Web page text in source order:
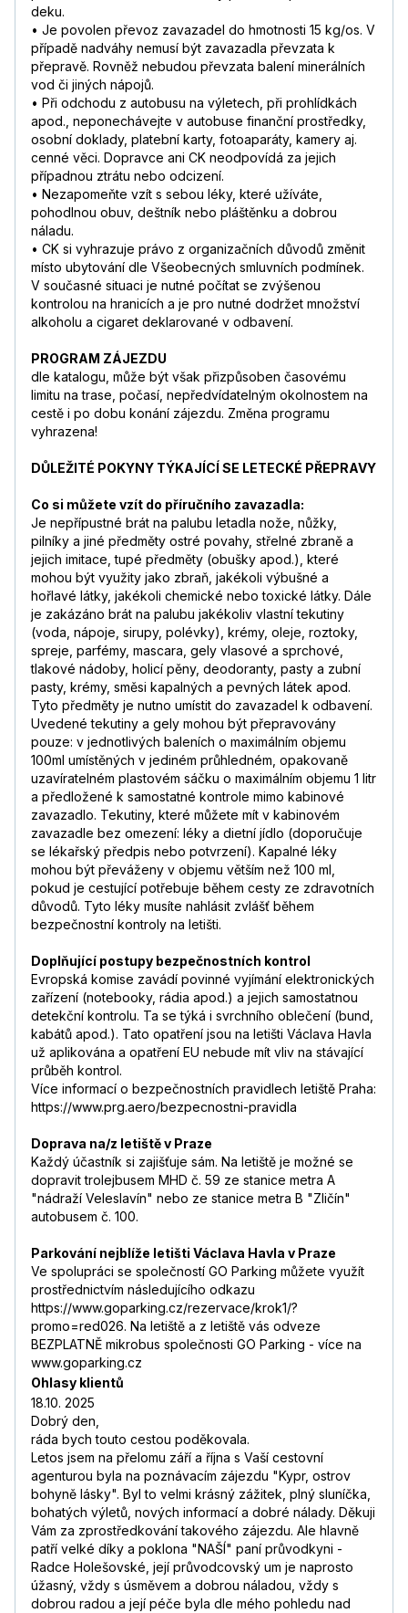
deku.
• Je povolen převoz zavazadel do hmotnosti 15 kg/os. V
případě nadváhy nemusí být zavazadla převzata k
přepravě. Rovněž nebudou převzata balení minerálních
vod či jiných nápojů.
• Při odchodu z autobusu na výletech, při prohlídkách
apod., neponechávejte v autobuse finanční prostředky,
osobní doklady, platební karty, fotoaparáty, kamery aj.
cenné věci. Dopravce ani CK neodpovídá za jejich
případnou ztrátu nebo odcizení.
• Nezapomeňte vzít s sebou léky, které užíváte,
pohodlnou obuv, deštník nebo pláštěnku a dobrou
náladu.
• CK si vyhrazuje právo z organizačních důvodů změnit
místo ubytování dle Všeobecných smluvních podmínek.
V současné situaci je nutné počítat se zvýšenou
kontrolou na hranicích a je pro nutné dodržet množství
alkoholu a cigaret deklarované v odbavení.
PROGRAM ZÁJEZDU
dle katalogu, může být však přizpůsoben časovému
limitu na trase, počasí, nepředvídatelným okolnostem na
cestě i po dobu konání zájezdu. Změna programu
vyhrazena!
DŮLEŽITÉ POKYNY TÝKAJÍCÍ SE LETECKÉ PŘEPRAVY
Co si můžete vzít do příručního zavazadla:
Je nepřípustné brát na palubu letadla nože, nůžky,
pilníky a jiné předměty ostré povahy, střelné zbraně a
jejich imitace, tupé předměty (obušky apod.), které
mohou být využity jako zbraň, jakékoli výbušné a
hořlavé látky, jakékoli chemické nebo toxické látky. Dále
je zakázáno brát na palubu jakékoliv vlastní tekutiny
(voda, nápoje, sirupy, polévky), krémy, oleje, roztoky,
spreje, parfémy, mascara, gely vlasové a sprchové,
tlakové nádoby, holicí pěny, deodoranty, pasty a zubní
pasty, krémy, směsi kapalných a pevných látek apod.
Tyto předměty je nutno umístit do zavazadel k odbavení.
Uvedené tekutiny a gely mohou být přepravovány
pouze: v jednotlivých baleních o maximálním objemu
100ml umístěných v jediném průhledném, opakovaně
uzavíratelném plastovém sáčku o maximálním objemu 1 litr
a předložené k samostatné kontrole mimo kabinové
zavazadlo. Tekutiny, které můžete mít v kabinovém
zavazadle bez omezení: léky a dietní jídlo (doporučuje
se lékařský předpis nebo potvrzení). Kapalné léky
mohou být převáženy v objemu větším než 100 ml,
pokud je cestující potřebuje během cesty ze zdravotních
důvodů. Tyto léky musíte nahlásit zvlášť během
bezpečnostní kontroly na letišti.
Doplňující postupy bezpečnostních kontrol
Evropská komise zavádí povinné vyjímání elektronických
zařízení (notebooky, rádia apod.) a jejich samostatnou
detekční kontrolu. Ta se týká i svrchního oblečení (bund,
kabátů apod.). Tato opatření jsou na letišti Václava Havla
už aplikována a opatření EU nebude mít vliv na stávající
průběh kontrol.
Více informací o bezpečnostních pravidlech letiště Praha:
https://www.prg.aero/bezpecnostni-pravidla
Doprava na/z letiště v Praze
Každý účastník si zajišťuje sám. Na letiště je možné se
dopravit trolejbusem MHD č. 59 ze stanice metra A
"nádraží Veleslavín" nebo ze stanice metra B "Zličín"
autobusem č. 100.
Parkování nejblíže letišti Václava Havla v Praze
Ve spolupráci se společností GO Parking můžete využít
prostřednictvím následujícího odkazu
https://www.goparking.cz/rezervace/krok1/?
promo=red026. Na letiště a z letiště vás odveze
BEZPLATNĚ mikrobus společnosti GO Parking - více na
www.goparking.cz
Ohlasy klientů
18.10. 2025
Dobrý den,
ráda bych touto cestou poděkovala.
Letos jsem na přelomu září a října s Vaší cestovní
agenturou byla na poznávacím zájezdu "Kypr, ostrov
bohyně lásky". Byl to velmi krásný zážitek, plný sluníčka,
bohatých výletů, nových informací a dobré nálady. Děkuji
Vám za zprostředkování takového zájezdu. Ale hlavně
patří velké díky a poklona "NAŠÍ" paní průvodkyni -
Radce Holešovské, její průvodcovský um je naprosto
úžasný, vždy s úsměvem a dobrou náladou, vždy s
dobrou radou a její péče byla dle mého pohledu nad